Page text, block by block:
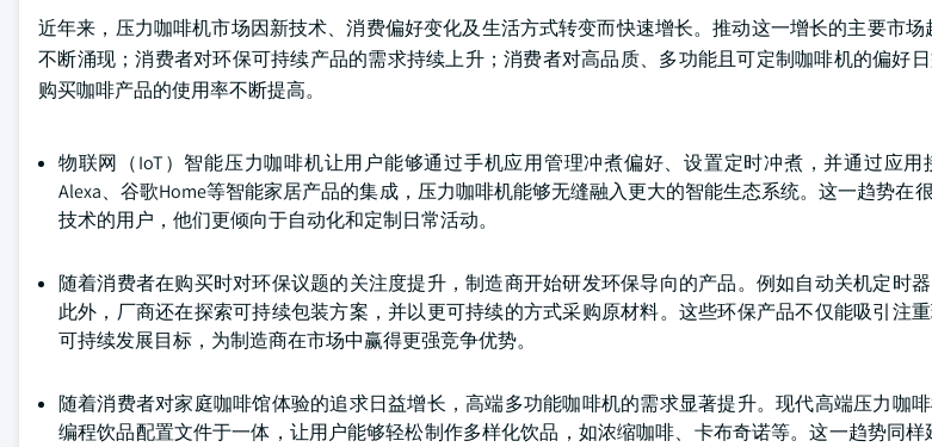
近年来，压力咖啡机市场因新技术、消费偏好变化及生活方式转变而快速增长。推动这一增长的主要市
不断涌现；消费者对环保可持续产品的需求持续上升；消费者对高品质、多功能且可定制咖啡机的偏好
购买咖啡产品的使用率不断提高。
物联网（IoT）智能压力咖啡机让用户能够通过手机应用管理冲煮偏好、设置定时冲煮，并通过应
Alexa、谷歌Home等智能家居产品的集成，压力咖啡机能够无缝融入更大的智能生态系统。这一趋势在
技术的用户，他们更倾向于自动化和定制日常活动。
随着消费者在购买时对环保议题的关注度提升，制造商开始研发环保导向的产品。例如自动关机定时器
此外，厂商还在探索可持续包装方案，并以更可持续的方式采购原材料。这些环保产品不仅能吸引注
可持续发展目标，为制造商在市场中赢得更强竞争优势。
随着消费者对家庭咖啡馆体验的追求日益增长，高端多功能咖啡机的需求显著提升。现代高端压力咖
编程饮品配置文件于一体，让用户能够轻松制作多样化饮品，如浓缩咖啡、卡布奇诺等。这一趋势同样